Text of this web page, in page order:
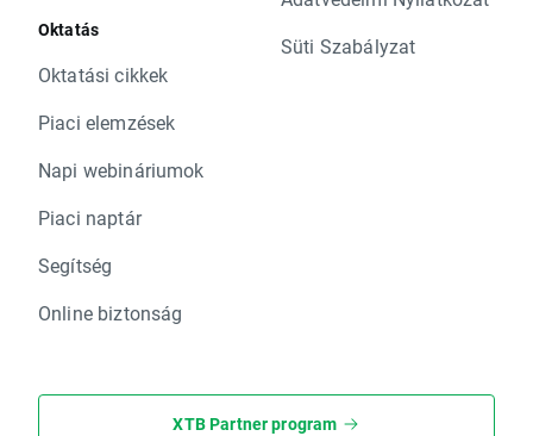
Oktatás
Oktatási cikkek
Piaci elemzések
Napi webináriumok
Piaci naptár
Segítség
Online biztonság
Süti Szabályzat
XTB Partner program